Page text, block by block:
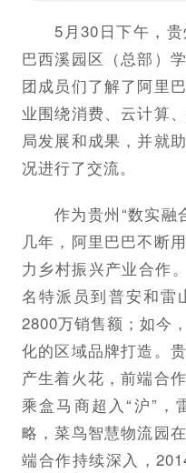
5月30日下午，
巴西溪园区（总部）
团成员们了解了阿里
业围绕消费、云计算
局发展和成果，并就
况进行了交流。
作为贵州“数实融
几年，阿里巴巴不断
力乡村振兴产业合作
名特派员到普安和雷
2800万销售额；如今
化的区域品牌打造。
产生着火花，前端合
乘盒马商超入“沪”，
略，菜鸟智慧物流园
端合作持续深入，